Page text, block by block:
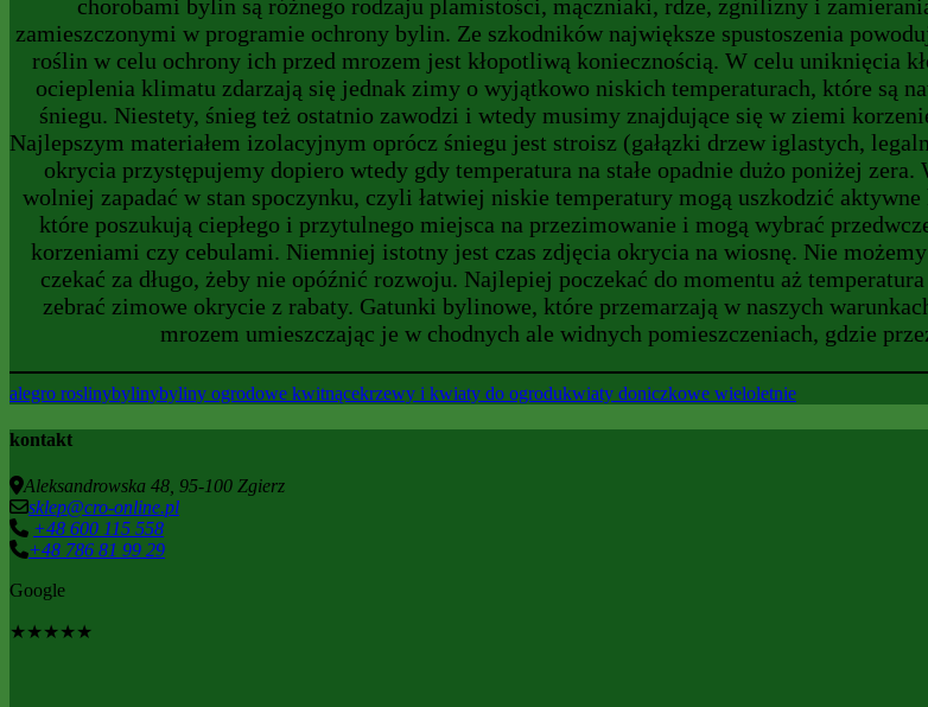
chorobami bylin są różnego rodzaju plamistości, mączniaki, rdze, zgnilizny i
zamieszczonymi w programie ochrony bylin. Ze szkodników największe spustoszenia
roślin w celu ochrony ich przed mrozem jest kłopotliwą koniecznością. W celu uniknięcia
ocieplenia klimatu zdarzają się jednak zimy o wyjątkowo niskich temperaturach, które są
śniegu. Niestety, śnieg też ostatnio zawodzi i wtedy musimy znajdujące się w ziemi
Najlepszym materiałem izolacyjnym oprócz śniegu jest stroisz (gałązki drzew iglastych,
okrycia przystępujemy dopiero wtedy gdy temperatura na stałe opadnie dużo poniżej
wolniej zapadać w stan spoczynku, czyli łatwiej niskie temperatury mogą uszkodzić
które poszukują ciepłego i przytulnego miejsca na przezimowanie i mogą wybrać
korzeniami czy cebulami. Niemniej istotny jest czas zdjęcia okrycia na wiosnę. Nie
czekać za długo, żeby nie opóźnić rozwoju. Najlepiej poczekać do momentu aż
zebrać zimowe okrycie z rabaty. Gatunki bylinowe, które przemarzają w naszych
mrozem umieszczając je w chodnych ale widnych pomieszczeniach, gdzie
alegro roslinybylinybyliny ogrodowe kwitnącekrzewy i kwiaty do ogrodukwiaty doniczkowe wieloletnie
kontakt
Aleksandrowska 48, 95-100 Zgierz
sklep@cro-online.pl
+48 600 115 558
+48 786 81 99 29
Google
★★★★★